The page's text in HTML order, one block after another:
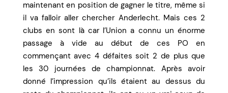
maintenant en position de gagner le titre, même si
il va falloir aller chercher Anderlecht. Mais ces 2
clubs en sont là car l’Union a connu un énorme
passage à vide au début de ces PO en
commençant avec 4 défaites soit 2 de plus que
les 30 journées de championnat. Après avoir
donné l’impression qu’ils étaient au dessus du